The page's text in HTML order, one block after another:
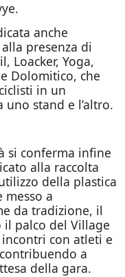
anche
presenza di
Loacker, Yoga,
Dolomitico, che
in un
stand e l’altro.
si conferma infine
alla raccolta
della plastica
a
da tradizione, il
palco del Village
con atleti e
a
della gara.